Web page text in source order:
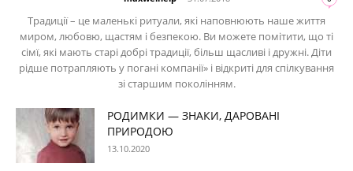
Традиції – це маленькі ритуали, які наповнюють наше життя
миром, любовю, щастям і безпекою. Ви можете помітити, що ті
сімї, які мають старі добрі традиції, більш щасливі і дружні. Діти
рідше потрапляють у погані компанії» і відкриті для спілкування
зі старшим поколінням.
РОДИМКИ — ЗНАКИ, ДАРОВАНІ
ПРИРОДОЮ
13.10.2020